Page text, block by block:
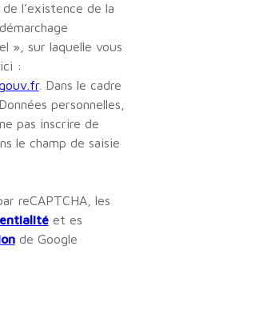
l’existence de la
», sur laquelle vous
:
. Dans le cadre
personnelles,
pas inscrire de
le champ de saisie
reCAPTCHA, les
et es
de Google